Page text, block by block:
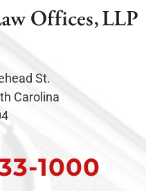
St.
Carolina
1000